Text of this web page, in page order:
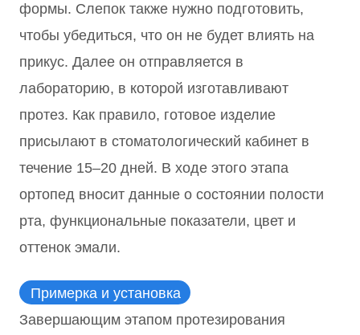
формы. Слепок также нужно подготовить,
чтобы убедиться, что он не будет влиять на
прикус. Далее он отправляется в
лабораторию, в которой изготавливают
протез. Как правило, готовое изделие
присылают в стоматологический кабинет в
течение 15–20 дней. В ходе этого этапа
ортопед вносит данные о состоянии полости
рта, функциональные показатели, цвет и
оттенок эмали.
Примерка и установка
Завершающим этапом протезирования